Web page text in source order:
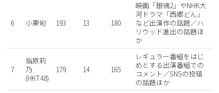
6 小栗旬 193 13 180
映画「銀魂2」やNHK大
河ドラマ「西郷どん」
など出演作の話題／ハ
リウッド進出の話題ほ
か
7
指原莉
乃
(HKT48)
179 14 165
レギュラー番組をはじ
めとする出演番組での
コメント／SNSの投稿
の話題ほか